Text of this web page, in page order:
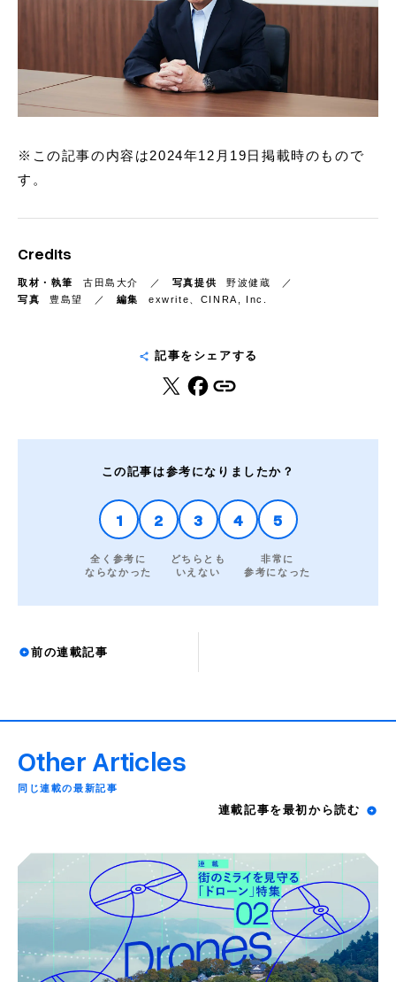
※この記事の内容は2024年12月19日掲載時のもので
す。
Credits
取材・執筆 古田島大介 写真提供
野波健蔵
写真
豊島望 編集 exwrite、CINRA, Inc.
記事をシェアする
この記事は参考になりましたか？
1
全く参考に
ならなかった
2 3
どちらとも
いえない
4 5
非常に
参考になった
前の連載記事
Other Articles
同じ連載の最新記事
連載記事を最初から読む